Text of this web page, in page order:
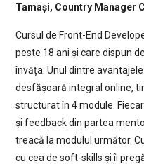
Tamași, Country Manager
Cursul de Front-End
peste 18 ani și care dispun
învăța. Unul dintre
desfășoară integral online,
structurat în 4 module.
și feedback din partea
treacă la modulul următor.
cu cea de soft-skills și îi